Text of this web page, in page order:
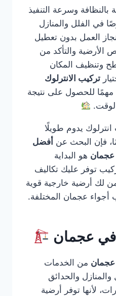
بالنظافة وسرعة التنفيذ
في الفلل والمنازل
العمل بدون تعطيل
الأرضية والتأكد من
وتنظيف المكان
تركيب الانترلوك
مهمًا للحصول على نتيجة
يدوم طويلًا
فإن البحث عن أفضل
عجمان هو البداية
توفر عليك تكاليف
لك أرضية خارجية قوية
أجواء عجمان المختلفة.
في عجمان
عجمان من الخدمات
والحدائق
لأنها توفر أرضية